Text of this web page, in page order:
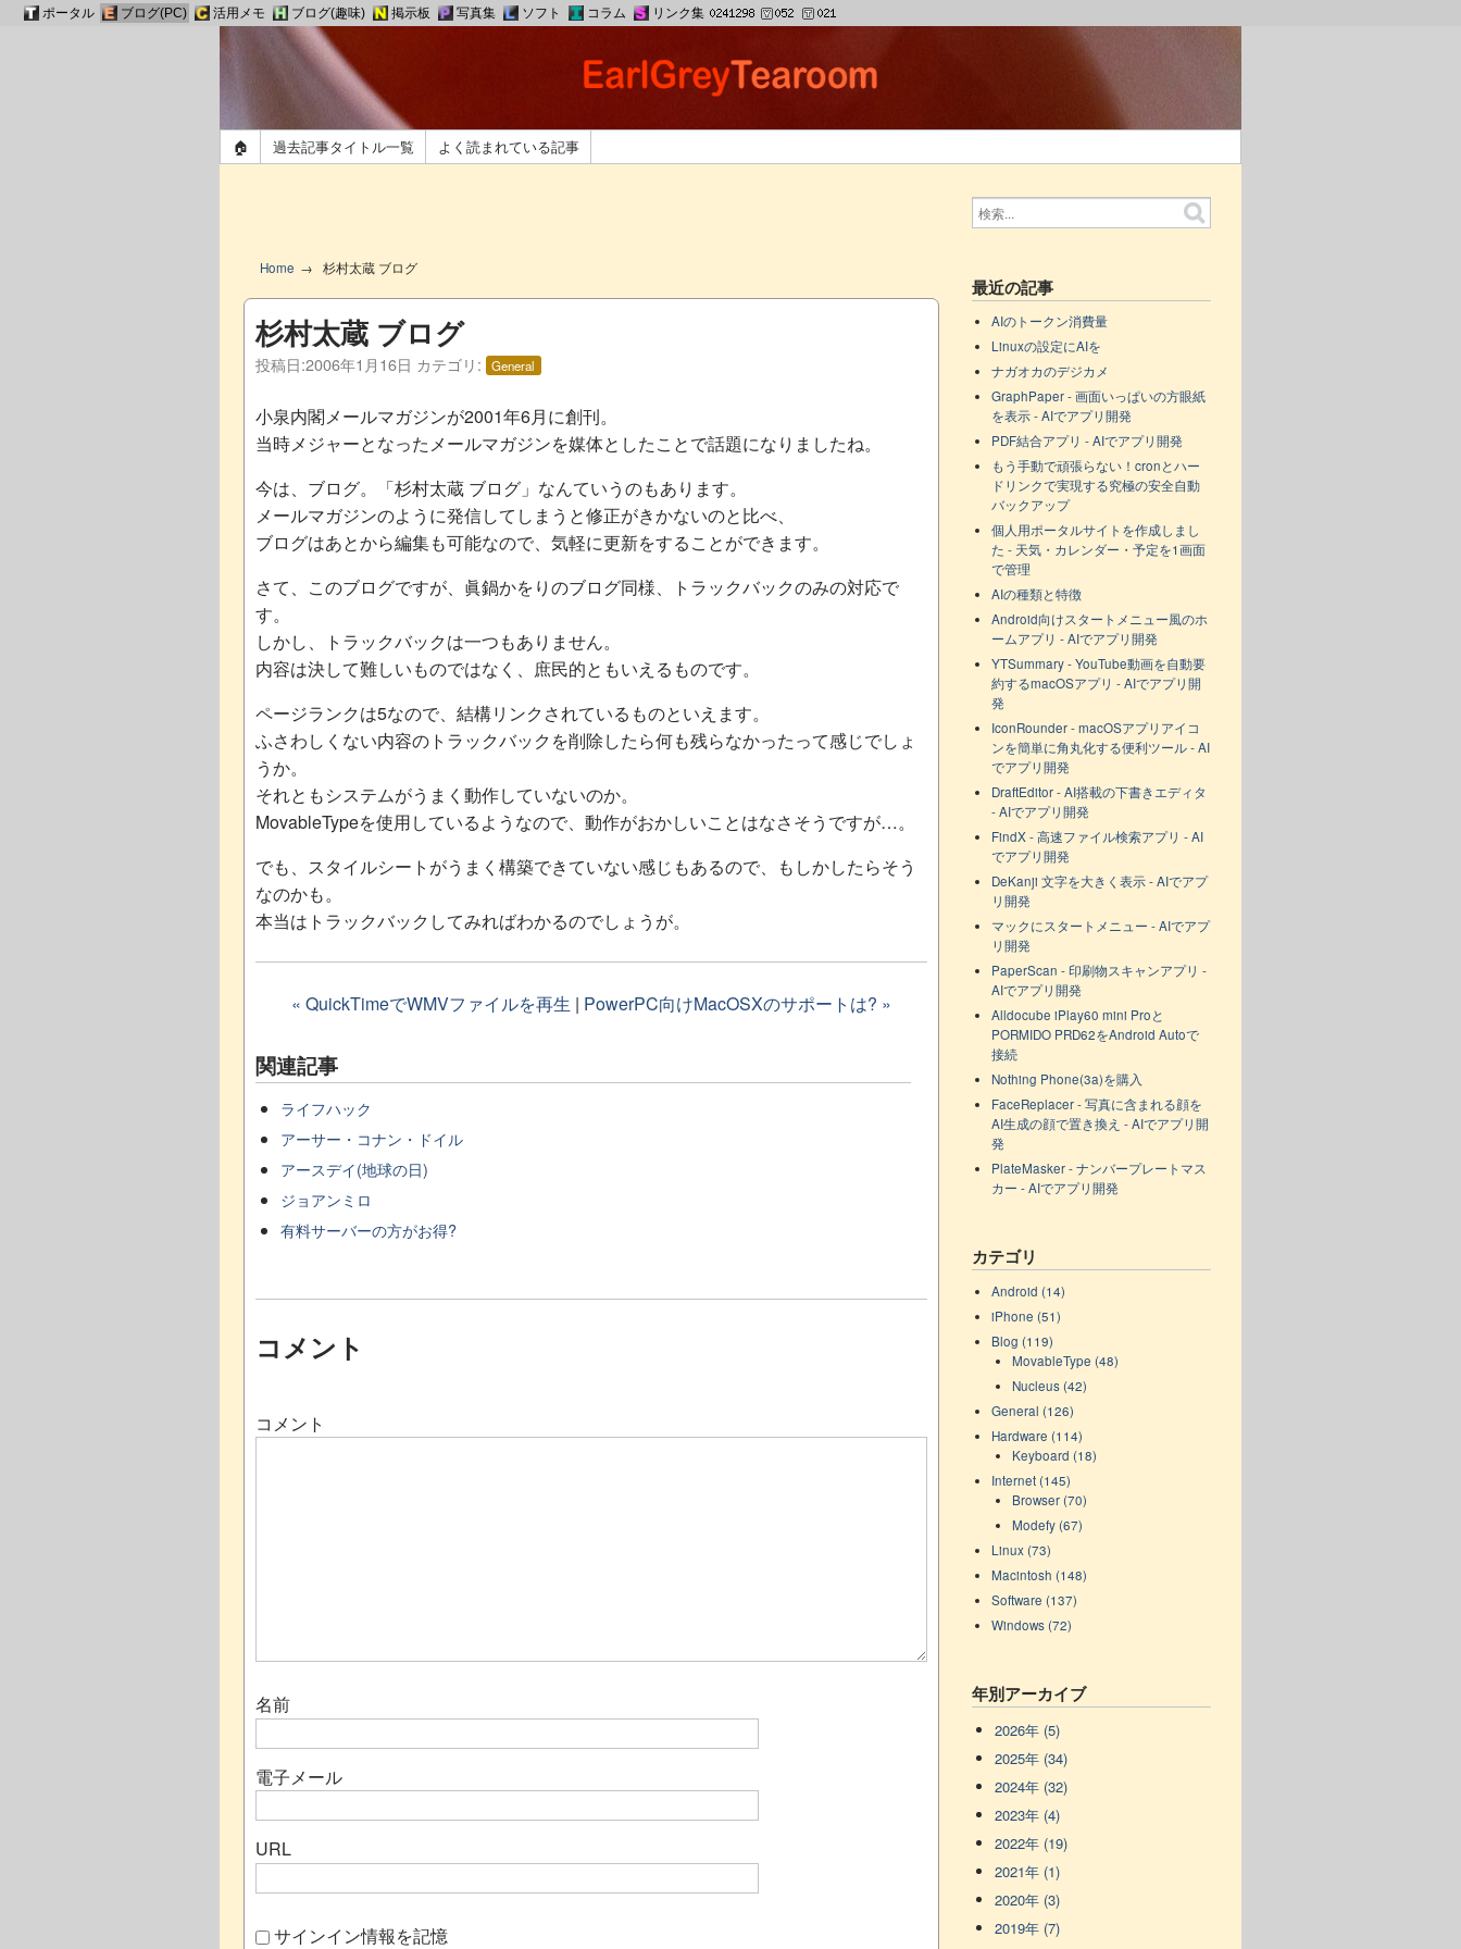
🏠 過去記事タイトル一覧 よく読まれている記事
Home 杉村太蔵 ブログ
杉村太蔵 ブログ
投稿日:2006年1月16日 カテゴリ: General
小泉内閣メールマガジンが2001年6月に創刊。
当時メジャーとなったメールマガジンを媒体としたことで話題になりましたね。
今は、ブログ。「杉村太蔵 ブログ」なんていうのもあります。
メールマガジンのように発信してしまうと修正がきかないのと比べ、
ブログはあとから編集も可能なので、気軽に更新をすることができます。
さて、このブログですが、眞鍋かをりのブログ同様、トラックバックのみの対応で
す。
しかし、トラックバックは一つもありません。
内容は決して難しいものではなく、庶民的ともいえるものです。
ページランクは5なので、結構リンクされているものといえます。
ふさわしくない内容のトラックバックを削除したら何も残らなかったって感じでしょ
うか。
それともシステムがうまく動作していないのか。
MovableTypeを使用しているようなので、動作がおかしいことはなさそうですが…。
でも、スタイルシートがうまく構築できていない感じもあるので、もしかしたらそう
なのかも。
本当はトラックバックしてみればわかるのでしょうが。
« QuickTimeでWMVファイルを再生 | PowerPC向けMacOSXのサポートは? »
関連記事
ライフハック
アーサー・コナン・ドイル
アースデイ(地球の日)
ジョアンミロ
有料サーバーの方がお得?
コメント
コメント
名前
電子メール
URL
サインイン情報を記憶
最近の記事
AIのトークン消費量
Linuxの設定にAIを
ナガオカのデジカメ
GraphPaper - 画面いっぱいの方眼紙
を表示 - AIでアプリ開発
PDF結合アプリ - AIでアプリ開発
もう手動で頑張らない！cronとハー
ドリンクで実現する究極の安全自動
バックアップ
個人用ポータルサイトを作成しまし
た - 天気・カレンダー・予定を1画面
で管理
AIの種類と特徴
Android向けスタートメニュー風のホ
ームアプリ - AIでアプリ開発
YTSummary - YouTube動画を自動要
約するmacOSアプリ - AIでアプリ開
発
IconRounder - macOSアプリアイコ
ンを簡単に角丸化する便利ツール - AI
でアプリ開発
DraftEditor - AI搭載の下書きエディタ
- AIでアプリ開発
FindX - 高速ファイル検索アプリ - AI
でアプリ開発
DeKanji 文字を大きく表示 - AIでアプ
リ開発
マックにスタートメニュー - AIでアプ
リ開発
PaperScan - 印刷物スキャンアプリ -
AIでアプリ開発
Alldocube iPlay60 mini Proと
PORMIDO PRD62をAndroid Autoで
接続
Nothing Phone(3a)を購入
FaceReplacer - 写真に含まれる顔を
AI生成の顔で置き換え - AIでアプリ開
発
PlateMasker - ナンバープレートマス
カー - AIでアプリ開発
カテゴリ
Android (14)
iPhone (51)
Blog (119)
MovableType (48)
Nucleus (42)
General (126)
Hardware (114)
Keyboard (18)
Internet (145)
Browser (70)
Modefy (67)
Linux (73)
Macintosh (148)
Software (137)
Windows (72)
年別アーカイブ
2026年 (5)
2025年 (34)
2024年 (32)
2023年 (4)
2022年 (19)
2021年 (1)
2020年 (3)
2019年 (7)
ポータル ブログ(PC) 活用メモ ブログ(趣味) 掲示板 写真集 ソフト コラム リンク集